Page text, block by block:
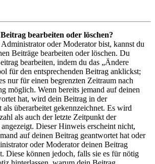
bearbeiten oder löschen?
oder Moderator bist, kannst du
Beiträge bearbeiten oder löschen. Du
bearbeiten, indem du das „Ändere
für den entsprechenden Beitrag anklickst;
nur für einen begrenzten Zeitraum nach
möglich. Wenn bereits jemand auf deinen
hat, wird dein Beitrag in der
als überarbeitet gekennzeichnet. Es wird
als auch der letzte Zeitpunkt der
Dieser Hinweis erscheint nicht,
auf deinen Beitrag geantwortet hat oder
oder Moderator deinen Beitrag
Diese können jedoch, falls sie es für nötig